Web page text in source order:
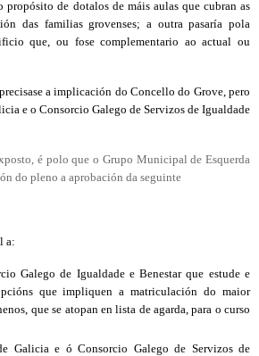
de dotalos de máis aulas que cubran as
das familias grovenses; a outra pasaría pola
que, ou fose complementario ao actual ou
a implicación do Concello do Grove, pero
e o Consorcio Galego de Servizos de Igualdade
é polo que o Grupo Municipal de Esquerda
do pleno a aprobación da seguinte
a:
Galego de Igualdade e Benestar que estude e
que impliquen a matriculación do maior
que se atopan en lista de agarda, para o curso
Galicia e ó Consorcio Galego de Servizos de